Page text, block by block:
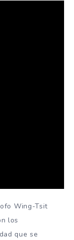
Wing-Tsit
los
que se